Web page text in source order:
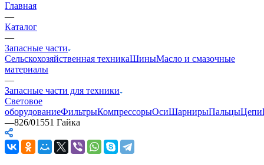
Главная
—
Каталог
—
Запасные части
Сельскохозяйственная техникаШиныМасло и смазочные
материалы
—
Запасные части для техники
Световое
оборудованиеФильтрыКомпрессорыОсиШарнирыПальцыЦепи
—826/01551 Гайка